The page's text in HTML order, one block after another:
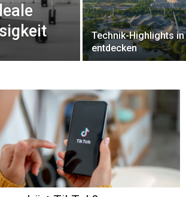
Technik-Highlights
entdecken